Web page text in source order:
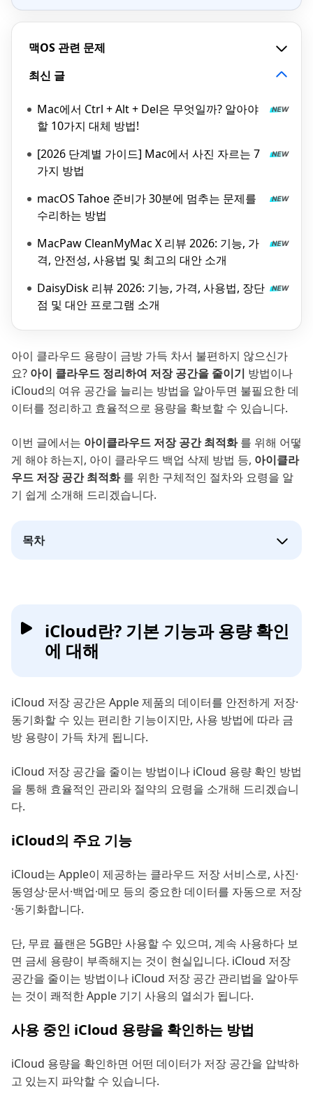
맥OS 관련 문제
최신 글
Mac에서 Ctrl + Alt + Del은 무엇일까? 알아야
할 10가지 대체 방법!
[2026 단계별 가이드] Mac에서 사진 자르는 7
가지 방법
macOS Tahoe 준비가 30분에 멈추는 문제를
수리하는 방법
MacPaw CleanMyMac X 리뷰 2026: 기능, 가
격, 안전성, 사용법 및 최고의 대안 소개
DaisyDisk 리뷰 2026: 기능, 가격, 사용법, 장단
점 및 대안 프로그램 소개
아이 클라우드 용량이 금방 가득 차서 불편하지 않으신가
요? 아이 클라우드 정리하여 저장 공간을 줄이기 방법이나
iCloud의 여유 공간을 늘리는 방법을 알아두면 불필요한 데
이터를 정리하고 효율적으로 용량을 확보할 수 있습니다.
이번 글에서는 아이클라우드 저장 공간 최적화를 위해 어떻
게 해야 하는지, 아이 클라우드 백업 삭제 방법 등, 아이클라
우드 저장 공간 최적화를 위한 구체적인 절차와 요령을 알
기 쉽게 소개해 드리겠습니다.
목차
iCloud란? 기본 기능과 용량 확인
에 대해
iCloud 저장 공간은 Apple 제품의 데이터를 안전하게 저장·
동기화할 수 있는 편리한 기능이지만, 사용 방법에 따라 금
방 용량이 가득 차게 됩니다.
iCloud 저장 공간을 줄이는 방법이나 iCloud 용량 확인 방법
을 통해 효율적인 관리와 절약의 요령을 소개해 드리겠습니
다.
iCloud의 주요 기능
iCloud는 Apple이 제공하는 클라우드 저장 서비스로, 사진·
동영상·문서·백업·메모 등의 중요한 데이터를 자동으로 저장
·동기화합니다.
단, 무료 플랜은 5GB만 사용할 수 있으며, 계속 사용하다 보
면 금세 용량이 부족해지는 것이 현실입니다. iCloud 저장
공간을 줄이는 방법이나 iCloud 저장 공간 관리법을 알아두
는 것이 쾌적한 Apple 기기 사용의 열쇠가 됩니다.
사용 중인 iCloud 용량을 확인하는 방법
iCloud 용량을 확인하면 어떤 데이터가 저장 공간을 압박하
고 있는지 파악할 수 있습니다.